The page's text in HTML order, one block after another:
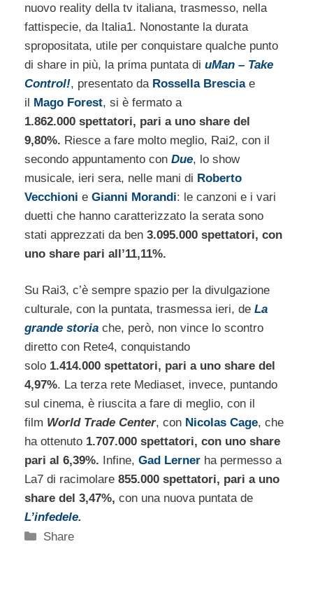
nuovo reality della tv italiana, trasmesso, nella
fattispecie, da Italia1. Nonostante la durata
spropositata, utile per conquistare qualche punto
di share in più, la prima puntata di uMan – Take
Control!, presentato da Rossella Bresciae
il Mago Forest, si è fermato a
1.862.000 spettatori, pari a uno share del
9,80%. Riesce a fare molto meglio, Rai2, con il
secondo appuntamento con Due, lo show
musicale, ieri sera, nelle mani di Roberto
Vecchioni e Gianni Morandi: le canzoni e i vari
duetti che hanno caratterizzato la serata sono
stati apprezzati da ben 3.095.000 spettatori, con
uno share pari all’11,11%.
Su Rai3, c’è sempre spazio per la divulgazione
culturale, con la puntata, trasmessa ieri, de La
grande storia che, però, non vince lo scontro
diretto con Rete4, conquistando
solo 1.414.000 spettatori, pari a uno share del
4,97%. La terza rete Mediaset, invece, puntando
sul cinema, è riuscita a fare di meglio, con il
film World Trade Center, con Nicolas Cage, che
ha ottenuto 1.707.000 spettatori, con uno share
pari al 6,39%. Infine, Gad Lerner ha permesso a
La7 di racimolare 855.000 spettatori, pari a uno
share del 3,47%, con una nuova puntata de
L’infedele.
Categorie
Share